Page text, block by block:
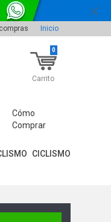
Inicio
Carrito
0
Cómo
Comprar
CICLISMO